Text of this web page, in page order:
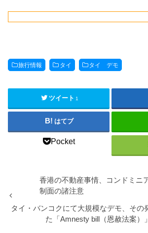
旅行情報 タイ タイ デモ
ツイート 1
はてブ
Pocket
香港の不動産事情、コンドミニ
制面の諸注意
タイ・バンコクにて大規模なデモ、その
た「Amnesty bill（恩赦法案）